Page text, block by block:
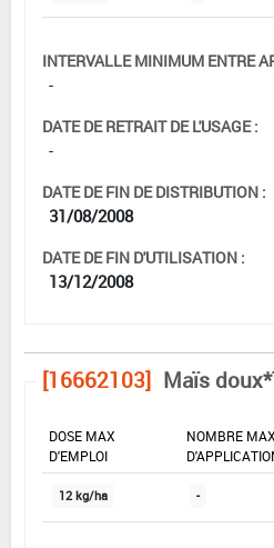
INTERVALLE MINIMUM ENTRE
-
DATE DE RETRAIT DE L'USAGE :
-
DATE DE FIN DE DISTRIBUTION :
31/08/2008
DATE DE FIN D'UTILISATION :
13/12/2008
[16662103] Maïs
DOSE MAX
D'EMPLOI
NOMBRE MAX
12 kg/ha -